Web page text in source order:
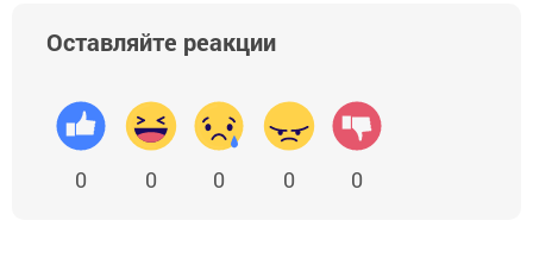
Оставляйте реакции
0 0 0 0 0